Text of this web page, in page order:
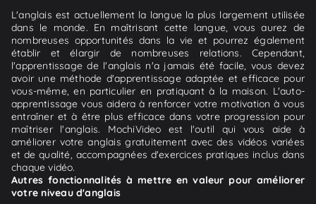
L'anglais est actuellement la langue la plus largement utilisée
dans le monde. En maîtrisant cette langue, vous aurez de
nombreuses opportunités dans la vie et pourrez également
établir et élargir de nombreuses relations. Cependant,
l'apprentissage de l'anglais n'a jamais été facile, vous devez
avoir une méthode d'apprentissage adaptée et efficace pour
vous-même, en particulier en pratiquant à la maison. L'auto-
apprentissage vous aidera à renforcer votre motivation à vous
entraîner et à être plus efficace dans votre progression pour
maîtriser l'anglais. MochiVideo est l'outil qui vous aide à
améliorer votre anglais gratuitement avec des vidéos variées
et de qualité, accompagnées d'exercices pratiques inclus dans
chaque vidéo.
Autres fonctionnalités à mettre en valeur pour améliorer
votre niveau d'anglais